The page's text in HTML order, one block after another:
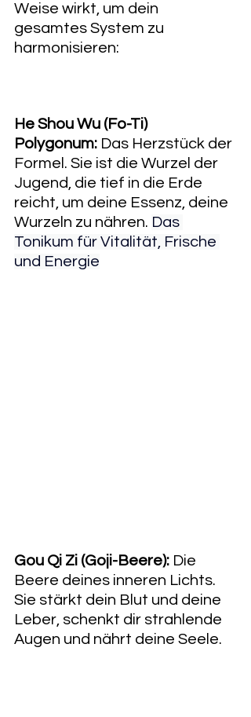
Weise wirkt, um dein
gesamtes System zu
harmonisieren:
He Shou Wu (Fo-Ti)
Polygonum: Das Herzstück der
Formel. Sie ist die Wurzel der
Jugend, die tief in die Erde
reicht, um deine Essenz, deine
Wurzeln zu nähren. Das
Tonikum für Vitalität, Frische
und Energie
Gou Qi Zi (Goji-Beere): Die
Beere deines inneren Lichts.
Sie stärkt dein Blut und deine
Leber, schenkt dir strahlende
Augen und nährt deine Seele.